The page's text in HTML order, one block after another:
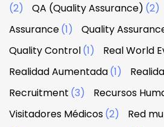
(2) QA (Quality Assurance) (2)
Assurance(1) Quality
Quality Control(1) Real World
Realidad Aumentada(1)
Recruitment (3) Recursos
Visitadores Médicos(2)
Red